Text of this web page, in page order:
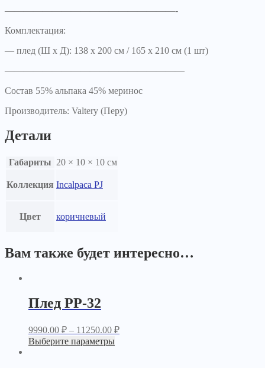
——————————————————-
Комплектация:
— плед (Ш х Д): 138 х 200 см / 165 х 210 см (1 шт)
———————————————————
Состав 55% альпака 45% меринос
Производитель: Valtery (Перу)
Детали
Габариты 20 × 10 × 10 см
Коллекция Incalpaca PJ
Цвет коричневый
Вам также будет интересно…
Плед PP-32
9990.00 ₽ – 11250.00 ₽
Выберите параметры